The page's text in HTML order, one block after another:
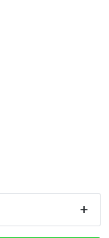
+